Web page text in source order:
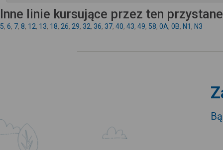
Inne linie kursujące przez ten
5, 6, 7, 8, 12, 13, 18, 26, 29, 32, 36, 37, 40, 43, 49, 58, 0A, 0B, N1 , N3